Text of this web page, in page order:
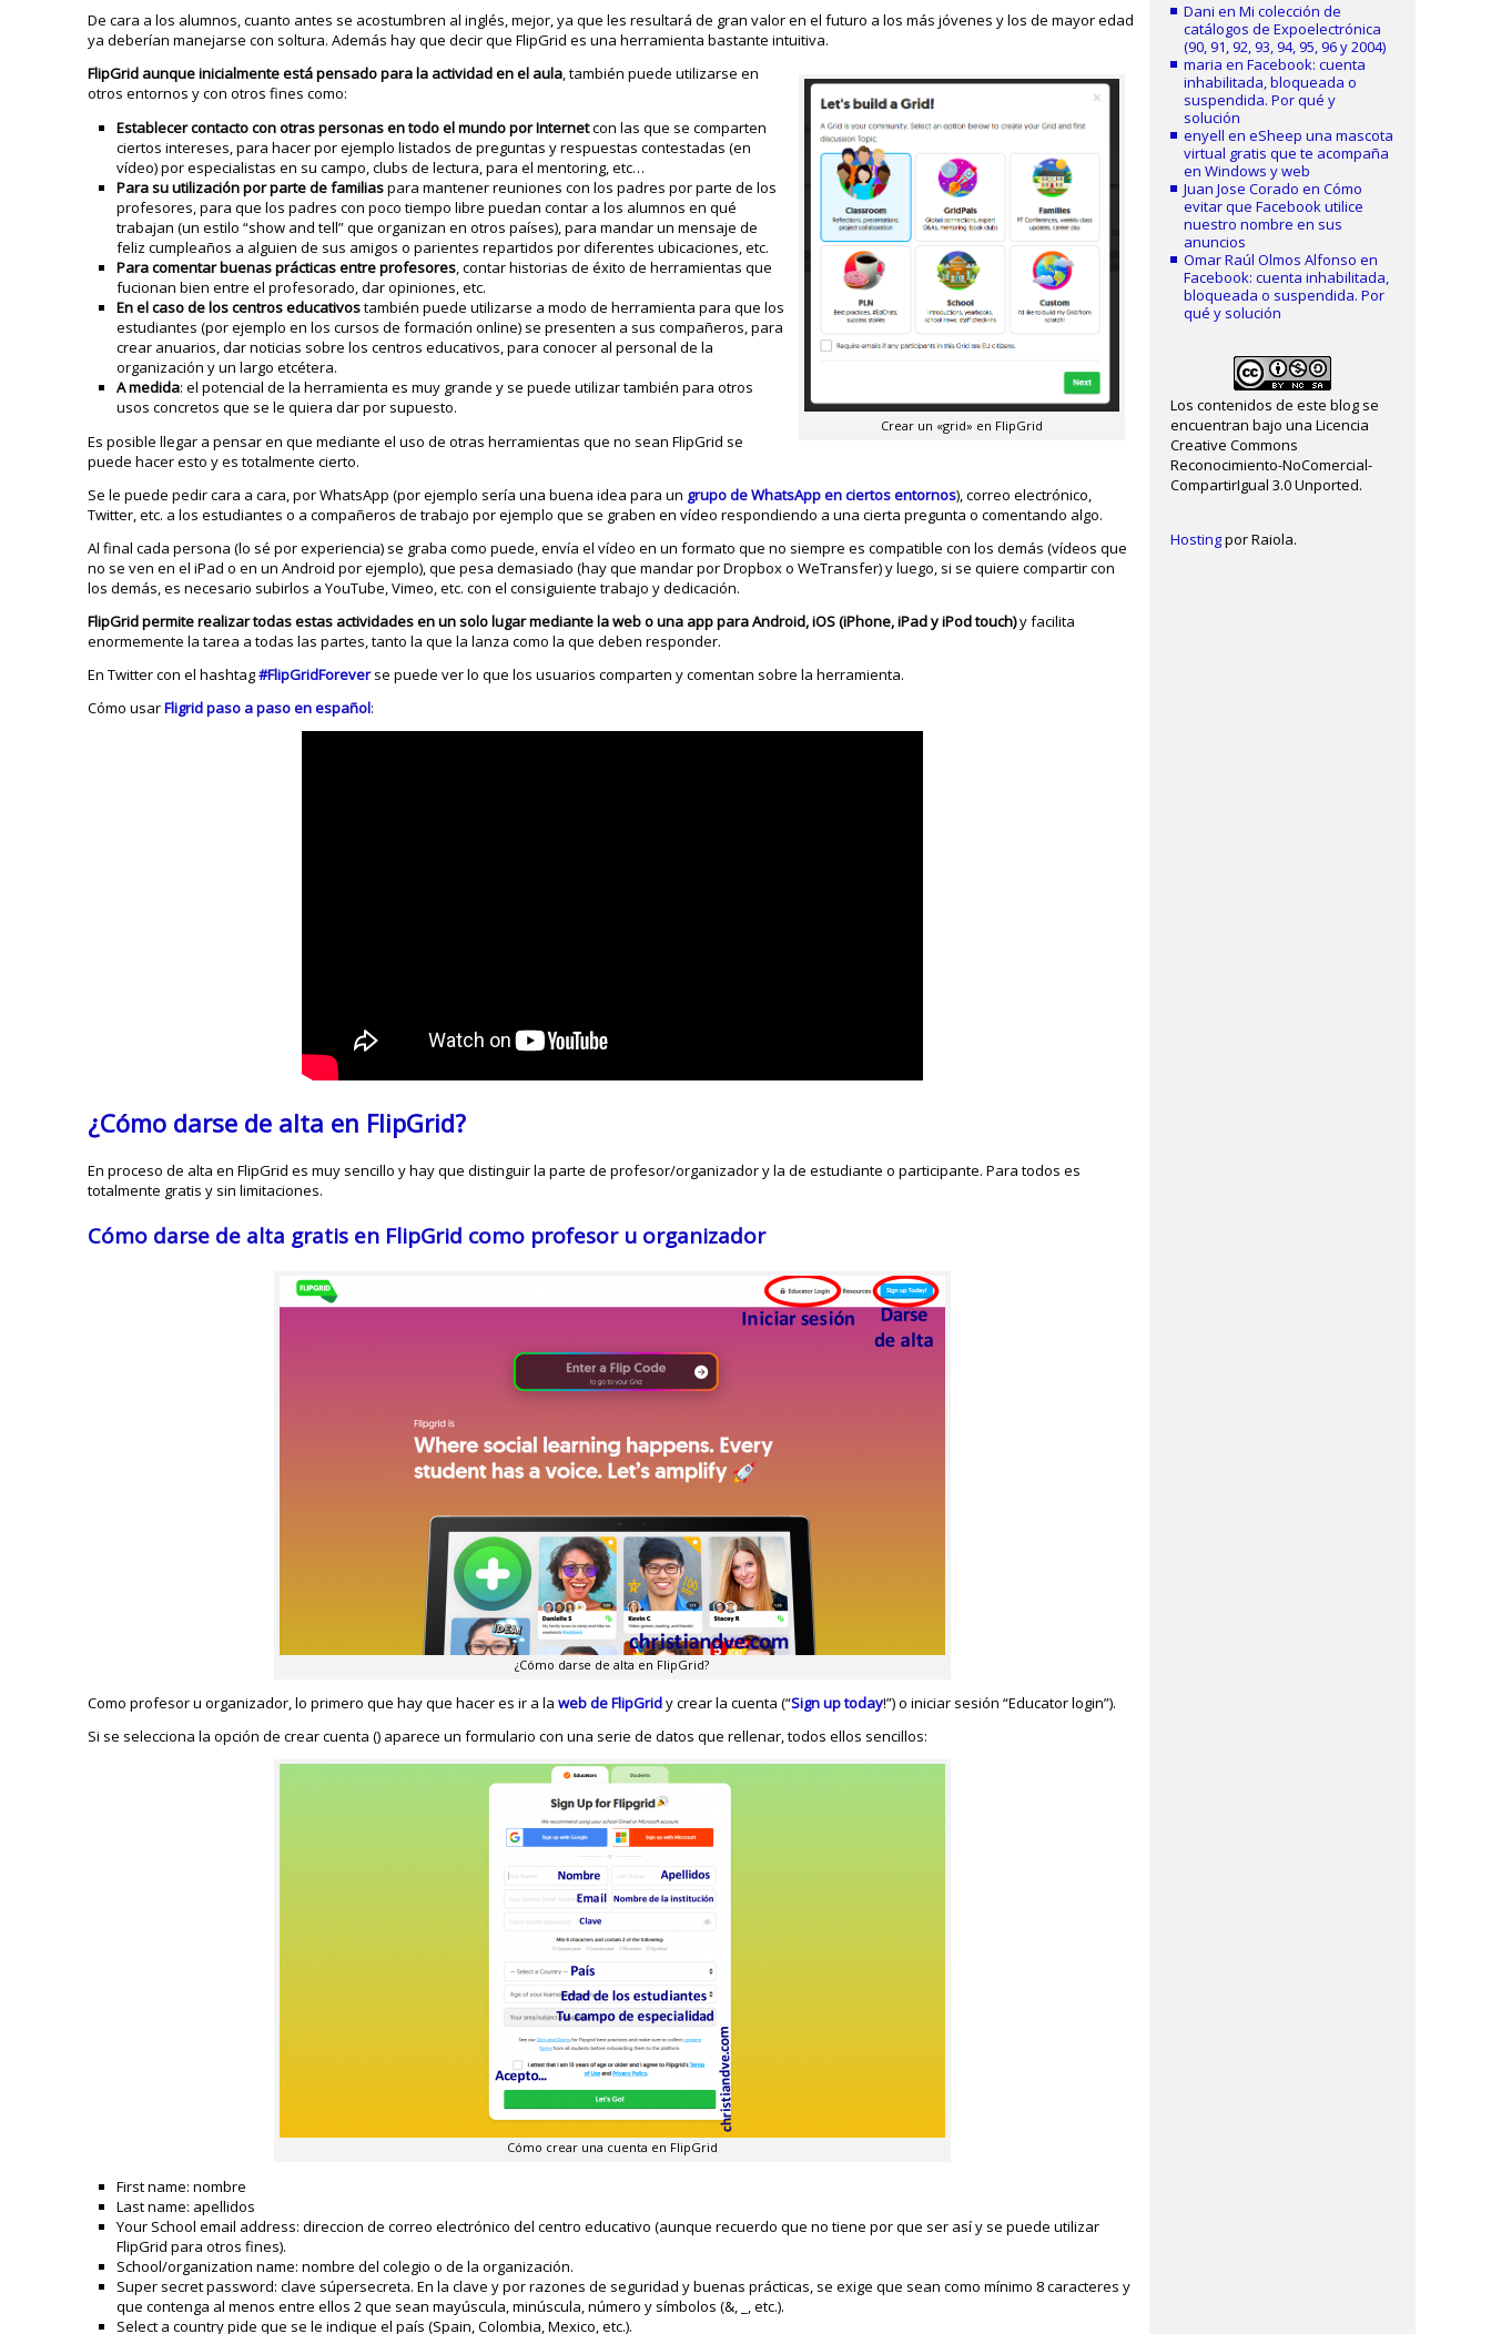
De cara a los alumnos, cuanto antes se acostumbren al inglés, mejor, ya que les resultará de gran valor en el futuro a los más jóvenes y los de mayor edad
ya deberían manejarse con soltura. Además hay que decir que FlipGrid es una herramienta bastante intuitiva.
Crear un «grid» en FlipGrid
FlipGrid aunque inicialmente está pensado para la actividad en el aula, también puede utilizarse en
otros entornos y con otros fines como:
Establecer contacto con otras personas en todo el mundo por Internetcon las que se comparten
ciertos intereses, para hacer por ejemplo listados de preguntas y respuestas contestadas (en
vídeo) por especialistas en su campo, clubs de lectura, para el mentoring, etc…
Para su utilización por parte de familiaspara mantener reuniones con los padres por parte de los
profesores, para que los padres con poco tiempo libre puedan contar a los alumnos en qué
trabajan (un estilo “show and tell” que organizan en otros países), para mandar un mensaje de
feliz cumpleaños a alguien de sus amigos o parientes repartidos por diferentes ubicaciones, etc.
Para comentar buenas prácticas entre profesores, contar historias de éxito de herramientas que
fucionan bien entre el profesorado, dar opiniones, etc.
En el caso de los centros educativostambién puede utilizarse a modo de herramienta para que los
estudiantes (por ejemplo en los cursos de formación online) se presenten a sus compañeros, para
crear anuarios, dar noticias sobre los centros educativos, para conocer al personal de la
organización y un largo etcétera.
A medida: el potencial de la herramienta es muy grande y se puede utilizar también para otros
usos concretos que se le quiera dar por supuesto.
Es posible llegar a pensar en que mediante el uso de otras herramientas que no sean FlipGrid se
puede hacer esto y es totalmente cierto.
Se le puede pedir cara a cara, por WhatsApp (por ejemplo sería una buena idea para un grupo de WhatsApp en ciertos entornos), correo electrónico,
Twitter, etc. a los estudiantes o a compañeros de trabajo por ejemplo que se graben en vídeo respondiendo a una cierta pregunta o comentando algo.
Al final cada persona (lo sé por experiencia) se graba como puede, envía el vídeo en un formato que no siempre es compatible con los demás (vídeos que
no se ven en el iPad o en un Android por ejemplo), que pesa demasiado (hay que mandar por Dropbox o WeTransfer) y luego, si se quiere compartir con
los demás, es necesario subirlos a YouTube, Vimeo, etc. con el consiguiente trabajo y dedicación.
FlipGrid permite realizar todas estas actividades en un solo lugar mediante la web o una app para Android, iOS (iPhone, iPad y iPod touch)y facilita
enormemente la tarea a todas las partes, tanto la que la lanza como la que deben responder.
En Twitter con el hashtag#FlipGridForeverse puede ver lo que los usuarios comparten y comentan sobre la herramienta.
Cómo usarFligrid paso a paso en español:
¿Cómo darse de alta en FlipGrid?
En proceso de alta en FlipGrid es muy sencillo y hay que distinguir la parte de profesor/organizador y la de estudiante o participante. Para todos es
totalmente gratis y sin limitaciones.
Cómo darse de alta gratis en FlipGrid como profesor u organizador
¿Cómo darse de alta en FlipGrid?
Como profesor u organizador, lo primero que hay que hacer es ir a laweb de FlipGridy crear la cuenta (“Sign up today!”) o iniciar sesión “Educator login”).
Si se selecciona la opción de crear cuenta () aparece un formulario con una serie de datos que rellenar, todos ellos sencillos:
Cómo crear una cuenta en FlipGrid
First name: nombre
Last name: apellidos
Your School email address: direccion de correo electrónico del centro educativo (aunque recuerdo que no tiene por que ser así y se puede utilizar
FlipGrid para otros fines).
School/organization name: nombre del colegio o de la organización.
Super secret password: clave súpersecreta. En la clave y por razones de seguridad y buenas prácticas, se exige que sean como mínimo 8 caracteres y
que contenga al menos entre ellos 2 que sean mayúscula, minúscula, número y símbolos (&, _, etc.).
Select a country pide que se le indique el país (Spain, Colombia, Mexico, etc.).
Dani enMi colección de
catálogos de Expoelectrónica
(90, 91, 92, 93, 94, 95, 96 y 2004)
maria enFacebook: cuenta
inhabilitada, bloqueada o
suspendida. Por qué y
solución
enyell eneSheep una mascota
virtual gratis que te acompaña
en Windows y web
Juan Jose Corado enCómo
evitar que Facebook utilice
nuestro nombre en sus
anuncios
Omar Raúl Olmos Alfonso en
Facebook: cuenta inhabilitada,
bloqueada o suspendida. Por
qué y solución
Los contenidos de este blog se
encuentran bajo una Licencia
Creative Commons
Reconocimiento-NoComercial-
CompartirIgual 3.0 Unported.
Hostingpor Raiola.